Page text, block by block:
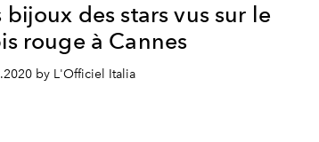
bijoux des stars vus sur le
rouge à Cannes
by L'Officiel Italia